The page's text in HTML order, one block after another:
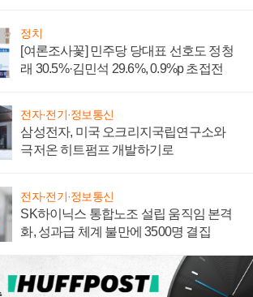
정치
[여론조사꽃] 민주당 당대표 선호도 정청
래 30.5%·김민석 29.6%, 0.9%p 초접전
전자·전기·정보통신
삼성전자, 미국 오크리지국립연구소와
극저온 히트펌프 개발하기로
전자·전기·정보통신
SK하이닉스 통합노조 설립 움직임 본격
화, 성과급 체계 불만에 3500명 결집